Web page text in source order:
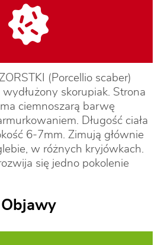
(Porcellio scaber)
skorupiak. Strona
ciemnoszarą barwę
Długość ciała
6-7mm. Zimują głównie
w różnych kryjówkach.
się jedno pokolenie
Objawy